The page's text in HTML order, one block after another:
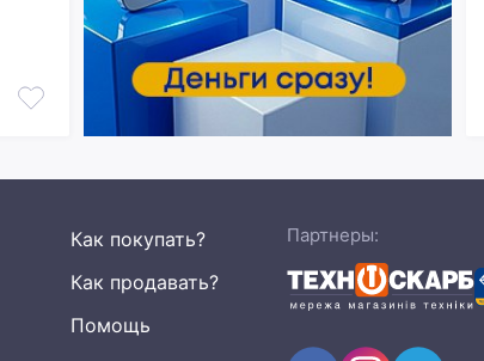
Как покупать?
Как продавать?
Помощь
Партнеры: